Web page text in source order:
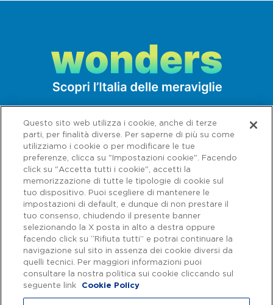
Capitale sociale € 622.027.000,00 interamente versato - Codice fiscale e
n. di iscrizione al Registro delle Imprese di Roma 07516911000 | C.C.I.A.A.
Roma n. 1037417 - P.IVA: 07516911000 - Sede Legale: via A. Bergamini, 50
Autostrade per l'Italia Spa, Tutti i diritti riservati
Questo sito web utilizza i cookie, anche di terze
parti, per finalità diverse. Per saperne di più su come
utilizziamo i cookie o per modificare le tue
preferenze, clicca su "Impostazioni cookie". Facendo
click su "Accetta tutti i cookie", accetti la
memorizzazione di tutte le tipologie di cookie sul
tuo dispositivo. Puoi scegliere di mantenere le
impostazioni di default, e dunque di non prestare il
tuo consenso, chiudendo il presente banner
selezionando la X posta in alto a destra oppure
facendo click su “Rifiuta tutti” e potrai continuare la
navigazione sul sito in assenza dei cookie diversi da
quelli tecnici. Per maggiori informazioni puoi
consultare la nostra politica sui cookie cliccando sul
seguente link
Cookie Policy